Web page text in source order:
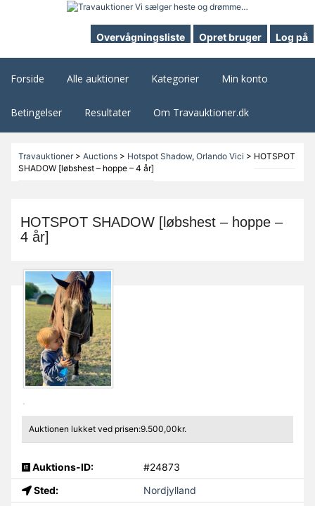
Overvågningsliste Opret bruger Log på
Forside Alle auktioner Kategorier Min konto
Betingelser Resultater Om Travauktioner.dk
Travauktioner> Auctions> Hotspot Shadow, Orlando Vici > HOTSPOT
SHADOW [løbshest – hoppe – 4 år]
HOTSPOT SHADOW [løbshest – hoppe –
4 år]
Auktionen lukket ved prisen:9.500,00kr.
Auktions-ID:
#24873
Sted:
Nordjylland